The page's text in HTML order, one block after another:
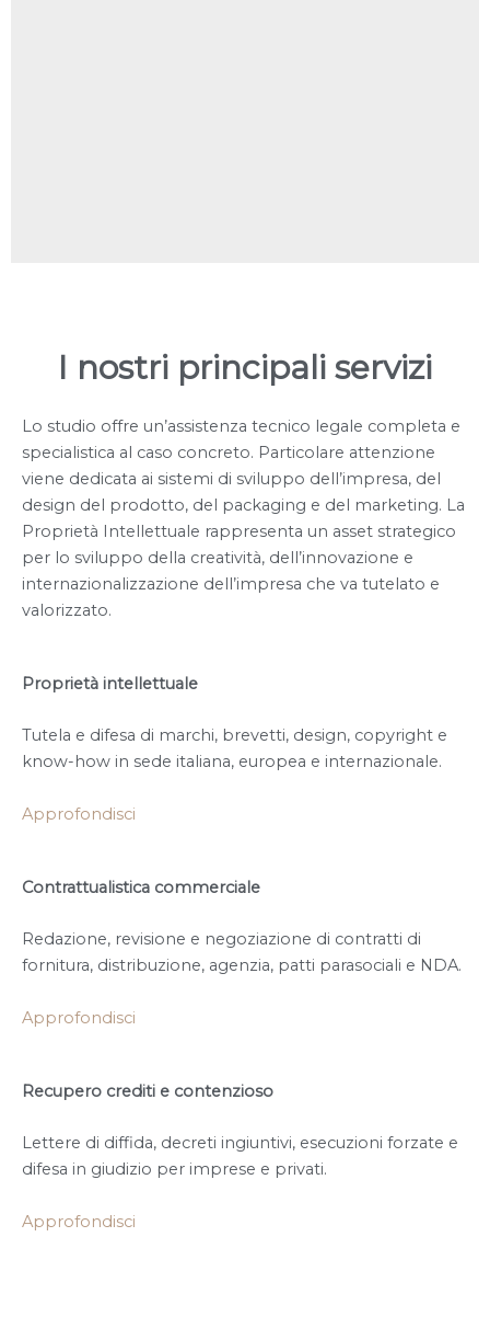
I nostri principali servizi
Lo studio offre un’assistenza tecnico legale completa e
specialistica al caso concreto. Particolare attenzione
viene dedicata ai sistemi di sviluppo dell’impresa, del
design del prodotto, del packaging e del marketing. La
Proprietà Intellettuale rappresenta un asset strategico
per lo sviluppo della creatività, dell’innovazione e
internazionalizzazione dell’impresa che va tutelato e
valorizzato.
Proprietà intellettuale
Tutela e difesa di marchi, brevetti, design, copyright e
know-how in sede italiana, europea e internazionale.
Approfondisci
Contrattualistica commerciale
Redazione, revisione e negoziazione di contratti di
fornitura, distribuzione, agenzia, patti parasociali e NDA.
Approfondisci
Recupero crediti e contenzioso
Lettere di diffida, decreti ingiuntivi, esecuzioni forzate e
difesa in giudizio per imprese e privati.
Approfondisci